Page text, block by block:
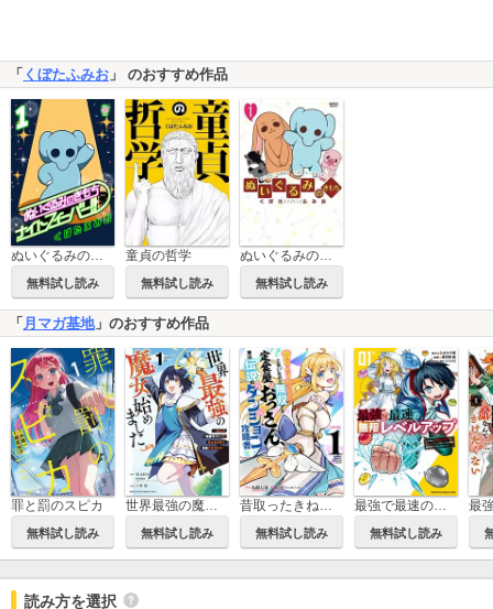
「 くぼたふみお 」 のおすすめ作品
ぬいぐるみのきもち ナイトフィーバー!!
無料試し読み
童貞の哲学
無料試し読み
ぬいぐるみのきもち
無料試し読み
「 月マガ基地」のおすすめ作品
罪と罰のスピカ
無料試し読み 無料試し読み 無料試し読み 無料試し読み
読み方を選択